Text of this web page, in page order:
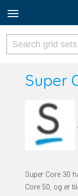
Super
Super Core 30
Core 50, og er